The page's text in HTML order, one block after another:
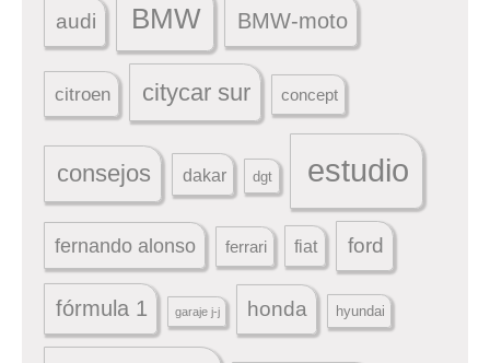
audi BMW BMW-moto
citroen citycar sur concept
consejos dakar dgt estudio
fernando alonso ferrari fiat ford
fórmula 1 garaje j-j honda hyundai